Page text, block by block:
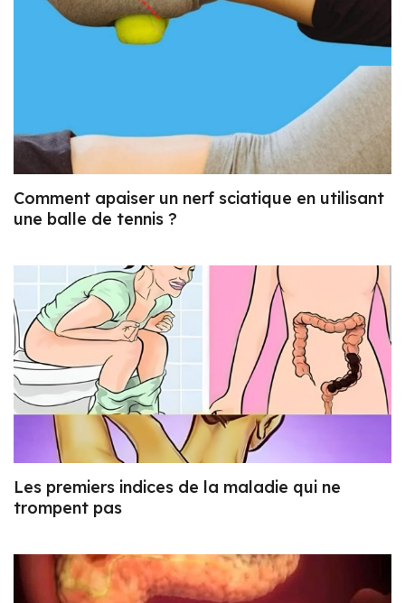
Comment apaiser un nerf sciatique en utilisant
une balle de tennis ?
Les premiers indices de la maladie qui ne
trompent pas